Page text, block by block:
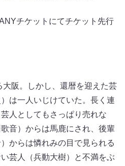
チケットにてチケット先行
阪。しかし、還暦を迎えた芸
は一人いじけていた。長く連
人としてもさっぱり売れな
音）からは馬鹿にされ、後輩
からは憐れみの目で見られる
芸人（兵動大樹）と不満をぶ